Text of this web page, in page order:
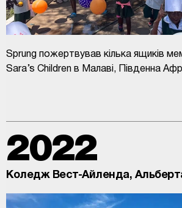
Sprung пожертвував кілька ящиків
Sara’s Children в Малаві, Південна
2022
Коледж Вест-Айленда,